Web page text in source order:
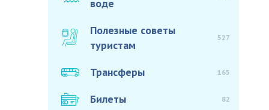
воде
Полезные советы
туристам
527
Трансферы 165
Билеты 82